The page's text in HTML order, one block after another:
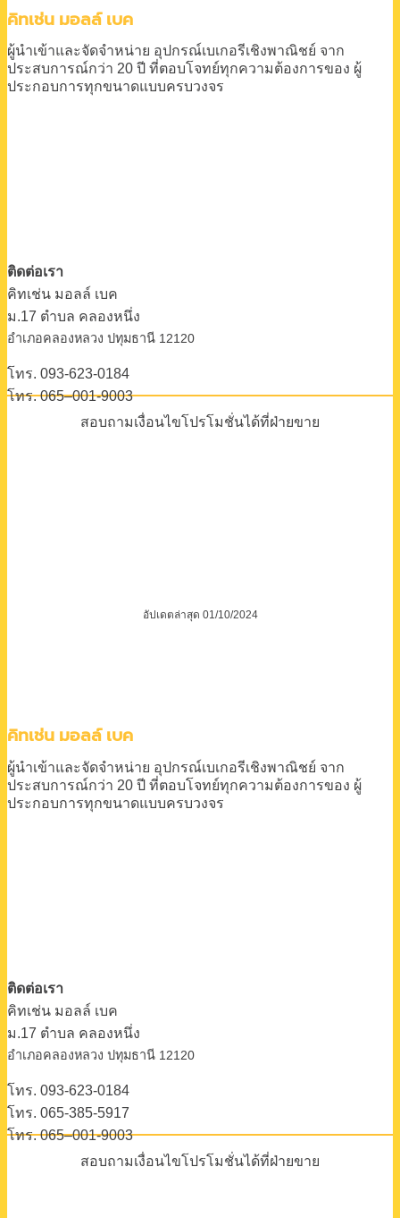
คิทเช่น มอลล์ เบค
ผู้นำเข้าและจัดจำหน่าย อุปกรณ์เบเกอรีเชิงพาณิชย์ จาก
ประสบการณ์กว่า 20 ปี ที่ตอบโจทย์ทุกความต้องการของ ผู้
ประกอบการทุกขนาดแบบครบวงจร
ติดต่อเรา
คิทเช่น มอลล์ เบค
ม.17 ตําบล คลองหนึ่ง
อําเภอคลองหลวง ปทุมธานี 12120
โทร. 093-623-0184
โทร. 065–001-9003
สอบถามเงื่อนไขโปรโมชั่นได้ที่ฝ่ายขาย
อัปเดตล่าสุด 01/10/2024
คิทเช่น มอลล์ เบค
ผู้นำเข้าและจัดจำหน่าย อุปกรณ์เบเกอรีเชิงพาณิชย์ จาก
ประสบการณ์กว่า 20 ปี ที่ตอบโจทย์ทุกความต้องการของ ผู้
ประกอบการทุกขนาดแบบครบวงจร
ติดต่อเรา
คิทเช่น มอลล์ เบค
ม.17 ตําบล คลองหนึ่ง
อําเภอคลองหลวง ปทุมธานี 12120
โทร. 093-623-0184
โทร. 065-385-5917
โทร. 065–001-9003
สอบถามเงื่อนไขโปรโมชั่นได้ที่ฝ่ายขาย